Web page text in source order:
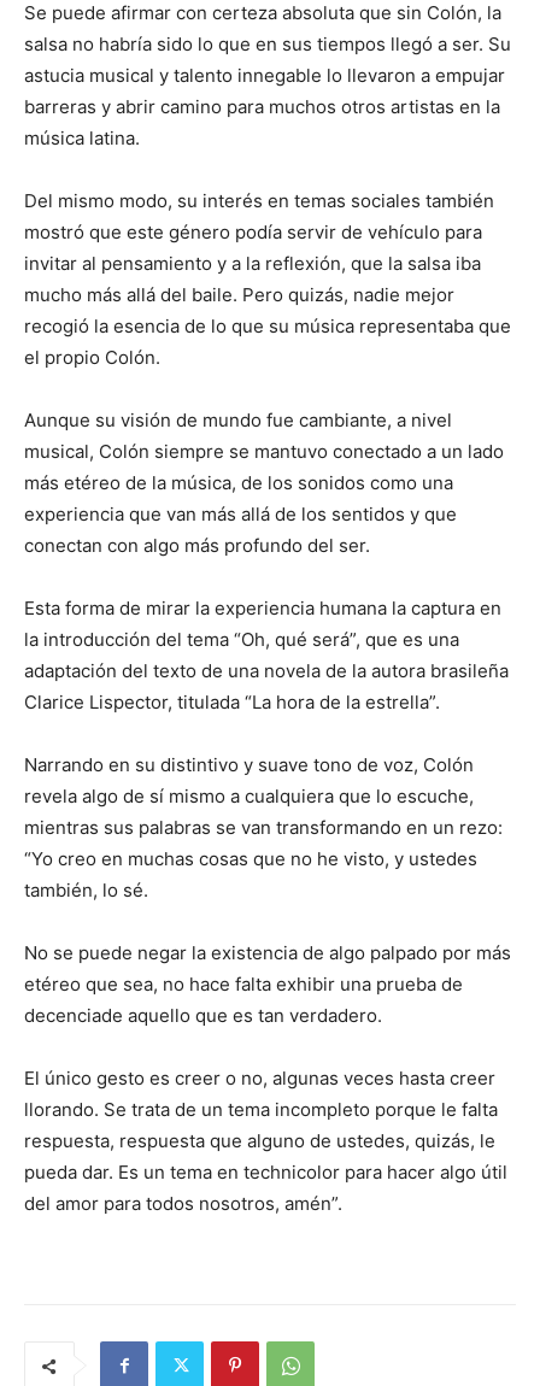
Se puede afirmar con certeza absoluta que sin Colón, la
salsa no habría sido lo que en sus tiempos llegó a ser. Su
astucia musical y talento innegable lo llevaron a empujar
barreras y abrir camino para muchos otros artistas en la
música latina.
Del mismo modo, su interés en temas sociales también
mostró que este género podía servir de vehículo para
invitar al pensamiento y a la reflexión, que la salsa iba
mucho más allá del baile. Pero quizás, nadie mejor
recogió la esencia de lo que su música representaba que
el propio Colón.
Aunque su visión de mundo fue cambiante, a nivel
musical, Colón siempre se mantuvo conectado a un lado
más etéreo de la música, de los sonidos como una
experiencia que van más allá de los sentidos y que
conectan con algo más profundo del ser.
Esta forma de mirar la experiencia humana la captura en
la introducción del tema “Oh, qué será”, que es una
adaptación del texto de una novela de la autora brasileña
Clarice Lispector, titulada “La hora de la estrella”.
Narrando en su distintivo y suave tono de voz, Colón
revela algo de sí mismo a cualquiera que lo escuche,
mientras sus palabras se van transformando en un rezo:
“Yo creo en muchas cosas que no he visto, y ustedes
también, lo sé.
No se puede negar la existencia de algo palpado por más
etéreo que sea, no hace falta exhibir una prueba de
decenciade aquello que es tan verdadero.
El único gesto es creer o no, algunas veces hasta creer
llorando. Se trata de un tema incompleto porque le falta
respuesta, respuesta que alguno de ustedes, quizás, le
pueda dar. Es un tema en technicolor para hacer algo útil
del amor para todos nosotros, amén”.